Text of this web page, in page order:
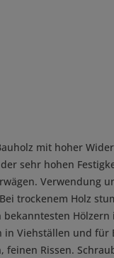
mit hoher
sehr hohen
Verwendung
trockenem Holz
in Viehställen und
feinen Rissen.